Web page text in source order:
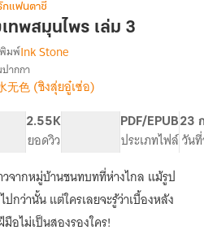
กแฟนตาซี
ทพสมุนไพร เล่ม 3
เรื่อง
อัจฉริยะ
หญิง
เทพ
สมุนไพร
มพ์Ink Stone
ากกา
无色 (ชิงสุ่ยอู๋เซ่อ)
2.55K
ยอดวิว
PDF/EPUB
ประเภทไฟล์
23
วัน
จากหมู่บ้านชนทบทที่ห่างไกล แม้รูป
กว่านั้น แต่ใครเลยจะรู้ว่าเบื้องหลัง
อไม่เป็นสองรองใคร!